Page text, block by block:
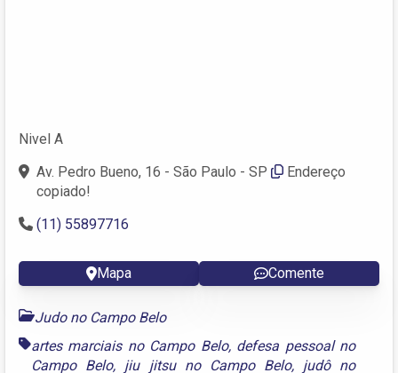
Nivel A
Av. Pedro Bueno, 16 - São Paulo - SP
Endereço
copiado!
(11) 55897716
Mapa Comente
Judo no Campo Belo
artes marciais no Campo Belo, defesa pessoal no
Campo Belo, jiu jitsu no Campo Belo, judô no